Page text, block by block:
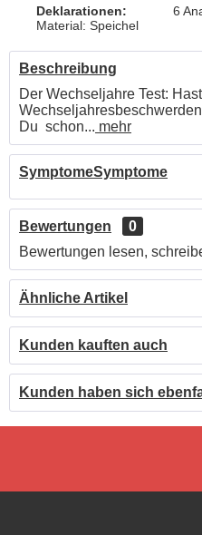
Deklarationen:
6
Material: Speichel
Beschreibung
Der Wechseljahre Test:
Du schon... mehr
SymptomeSymptome
Bewertungen
0
Bewertungen lesen,
Ähnliche Artikel
Kunden kauften auch
Kunden haben sich